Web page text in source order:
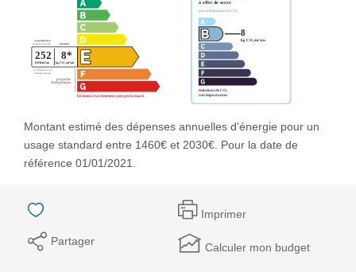
Montant estimé des dépenses annuelles d'énergie pour un
usage standard entre 1460€ et 2030€. Pour la date de
référence 01/01/2021.
Imprimer
Partager Calculer mon budget